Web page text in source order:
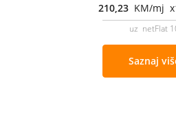
210,23 KM/mj
uz netFlat
Saznaj